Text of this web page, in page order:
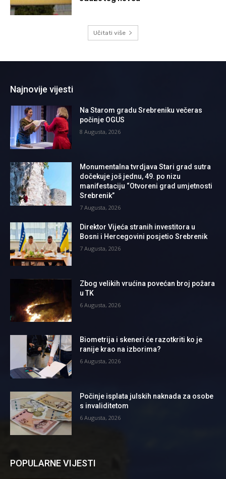
Učitati više
Najnovije vijesti
Na Starom gradu Srebreniku večeras
počinje OGUS
8 Augusta, 2026
Monumentalna tvrdjava Stari grad sutra
dočekuje još jednu, 49. po nizu
manifestaciju “Otvoreni grad umjetnosti
Srebrenik”
7 Augusta, 2026
Direktor Vijeća stranih investitora u
Bosni i Hercegovini posjetio Srebrenik
7 Augusta, 2026
Zbog velikih vrućina povećan broj požara
u TK
6 Augusta, 2026
Biometrija i skeneri će razotkriti ko je
ranije krao na izborima?
6 Augusta, 2026
Počinje isplata julskih naknada za osobe
s invaliditetom
6 Augusta, 2026
POPULARNE VIJESTI